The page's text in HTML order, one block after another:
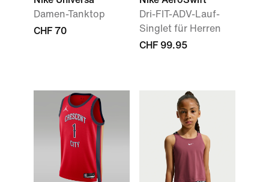
Damen-Tanktop
CHF 70
Dri-FIT-ADV-Lauf-
Singlet für Herren
CHF 99.95